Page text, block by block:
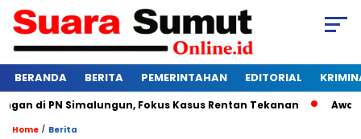
BERANDA BERITA PEMERINTAHAN EDITORIAL
PN Simalungun, Fokus Kasus Rentan Tekanan Awas
Home / Berita